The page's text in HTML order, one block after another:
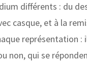
différents : du
casque, et à la
représentation :
non, qui se